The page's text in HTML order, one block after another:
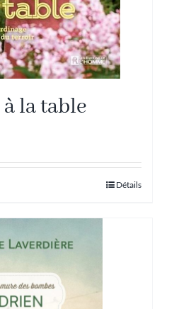
la table
Détails